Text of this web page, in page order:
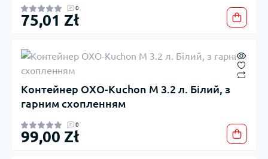
0
75,01 Zł
Контейнер OXO-Kuchon M 3.2 л. Білий, з
гарним схопленням
0
99,00 Zł